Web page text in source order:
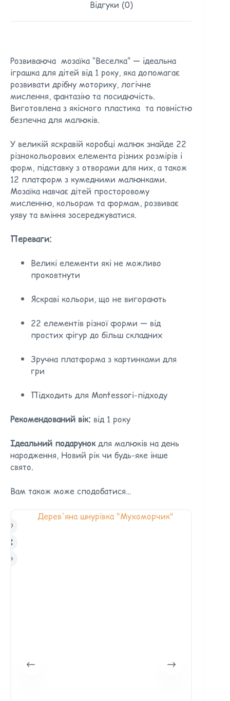
Відгуки (0)
Розвиваюча мозаїка “Веселка” — ідеальна
іграшка для дітей від 1 року, яка допомагає
розвивати дрібну моторику, логічне
мислення, фантазію та посидючість.
Виготовлена з якісного пластика та повністю
безпечна для малюків.
У великій яскравій коробці малюк знайде 22
різнокольорових елемента різних розмірів і
форм, підставку з отворами для них, а також
12 платформ з кумедними малюнками.
Мозаїка навчає дітей просторовому
мисленню, кольорам та формам, розвиває
уяву та вміння зосереджуватися.
Переваги:
Великі елементи які не можливо
проковтнути
Яскраві кольори, що не вигорають
22 елементів різної форми — від
простих фігур до більш складних
Зручна платформа з картинками для
гри
Підходить для Montessori-підходу
Рекомендований вік: від 1 року
Ідеальний подарунок для малюків на день
народження, Новий рік чи будь-яке інше
свято.
Вам також може сподобатися…